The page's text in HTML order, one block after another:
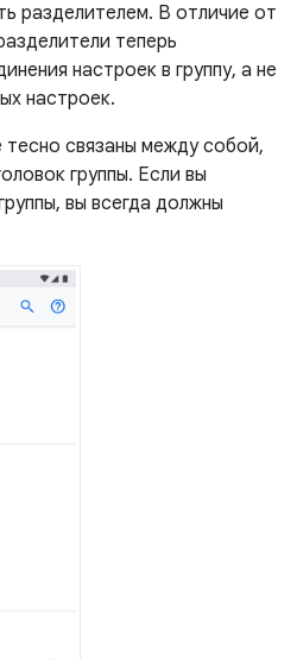
разделителем. В отличие от
теперь
настроек в группу, а не
настроек.
тесно связаны между собой,
группы. Если вы
вы всегда должны